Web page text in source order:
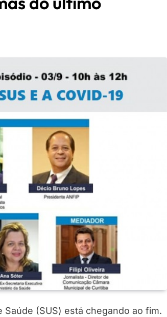
(SUS) está chegando ao fim.